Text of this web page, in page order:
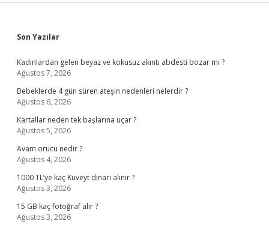
Sidebar
Son Yazılar
Kadınlardan gelen beyaz ve kokusuz akıntı abdesti bozar mı ?
Ağustos 7, 2026
Bebeklerde 4 gün süren ateşin nedenleri nelerdir ?
Ağustos 6, 2026
Kartallar neden tek başlarına uçar ?
Ağustos 5, 2026
Avam orucu nedir ?
Ağustos 4, 2026
1000 TL’ye kaç Kuveyt dinarı alınır ?
Ağustos 3, 2026
15 GB kaç fotoğraf alır ?
Ağustos 3, 2026